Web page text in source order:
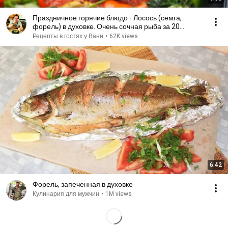
Праздничное горячие блюдо - Лосось (семга,
форель) в духовке. Очень сочная рыба за 20
минут.Ivan Kas
Рецепты в гостях у Вани • 62K views
6:42
Форель, запеченная в духовке
Кулинария для мужчин • 1M views